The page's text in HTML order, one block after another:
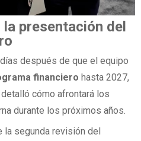
presentación del
después de que el equipo
financiero hasta 2027,
cómo afrontará los
durante los próximos años.
la segunda revisión del